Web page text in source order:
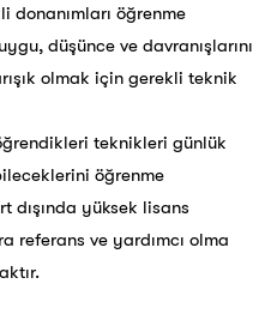
donanımları öğrenme
düşünce ve davranışlarını
olmak için gerekli teknik
teknikleri günlük
öğrenme
dışında yüksek lisans
referans ve yardımcı olma